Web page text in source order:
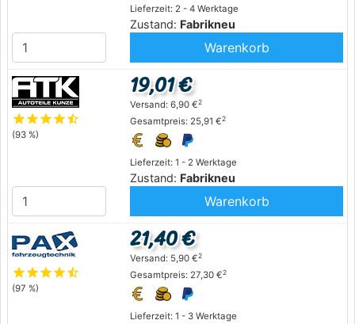
Lieferzeit: 2 - 4 Werktage
Zustand: Fabrikneu
Warenkorb
starstarstarstarstar_half
(93 %)
Lieferzeit: 1 - 2 Werktage
Zustand: Fabrikneu
19,01 €
Versand: 6,90 €2
Gesamtpreis: 25,91 €2
Warenkorb
starstarstarstarstar_half
(97 %)
Lieferzeit: 1 - 3 Werktage
21,40 €
Versand: 5,90 €2
Gesamtpreis: 27,30 €2